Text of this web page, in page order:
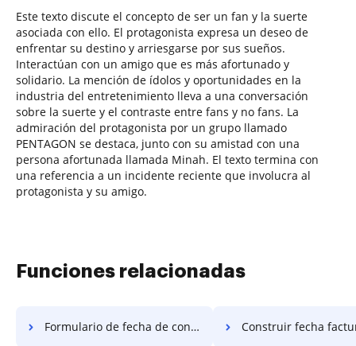
Este texto discute el concepto de ser un fan y la suerte
asociada con ello. El protagonista expresa un deseo de
enfrentar su destino y arriesgarse por sus sueños.
Interactúan con un amigo que es más afortunado y
solidario. La mención de ídolos y oportunidades en la
industria del entretenimiento lleva a una conversación
sobre la suerte y el contraste entre fans y no fans. La
admiración del protagonista por un grupo llamado
PENTAGON se destaca, junto con su amistad con una
persona afortunada llamada Minah. El texto termina con
una referencia a un incidente reciente que involucra al
protagonista y su amigo.
Funciones relacionadas
Formulario de fecha de construcción Construir fecha